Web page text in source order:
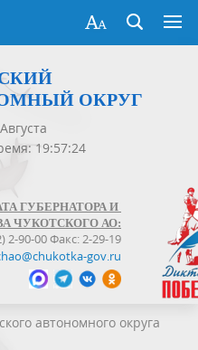
ОКРУГ
19:57:24
ГУБЕРНАТОРА И
ЧУКОТСКОГО АО:
2-90-00 Факс: 2-29-19
gov.ru
автономного округа